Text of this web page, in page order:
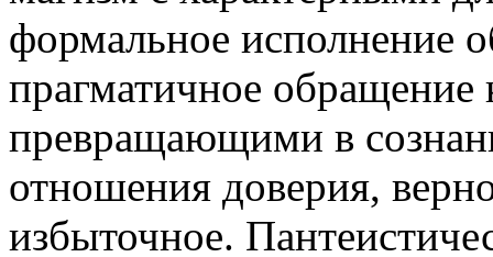
формальное исполнение
прагматичное
превращающими в
отношения доверия,
избыточное.